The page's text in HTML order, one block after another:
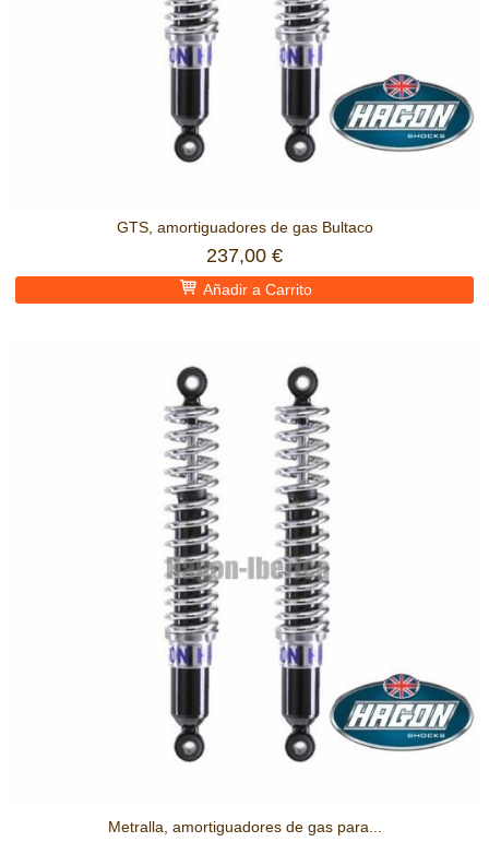
GTS, amortiguadores de gas Bultaco
237,00 €
Añadir a Carrito
Metralla, amortiguadores de gas para...